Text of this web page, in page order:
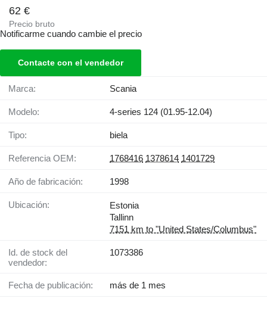
62 €
Precio bruto
Notificarme cuando cambie el precio
Contacte con el vendedor
Marca: Scania
Modelo: 4-series 124 (01.95-12.04)
Tipo: biela
Referencia OEM: 1768416 1378614 1401729
Año de fabricación: 1998
Ubicación:
Estonia
Tallinn
7151 km to "United States/Columbus"
Id. de stock del
vendedor:
1073386
Fecha de publicación: más de 1 mes